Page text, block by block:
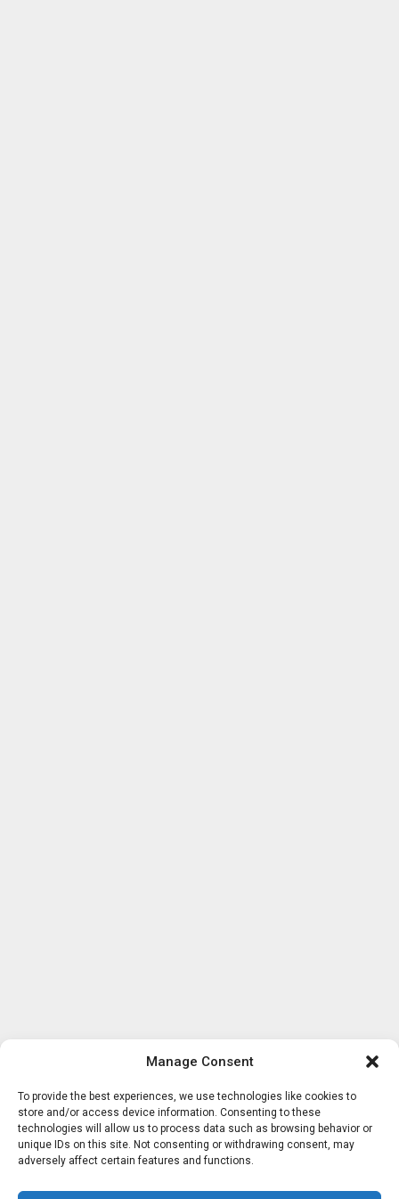
Manage Consent
To provide the best experiences, we use technologies like cookies to
store and/or access device information. Consenting to these
technologies will allow us to process data such as browsing behavior or
unique IDs on this site. Not consenting or withdrawing consent, may
adversely affect certain features and functions.